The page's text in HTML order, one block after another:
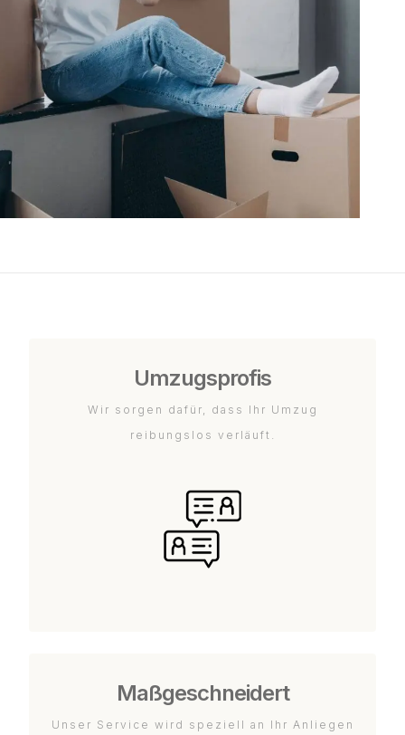
Umzugsprofis
Wir sorgen dafür, dass Ihr Umzug
reibungslos verläuft.
Maßgeschneidert
Unser Service wird speziell an Ihr Anliegen